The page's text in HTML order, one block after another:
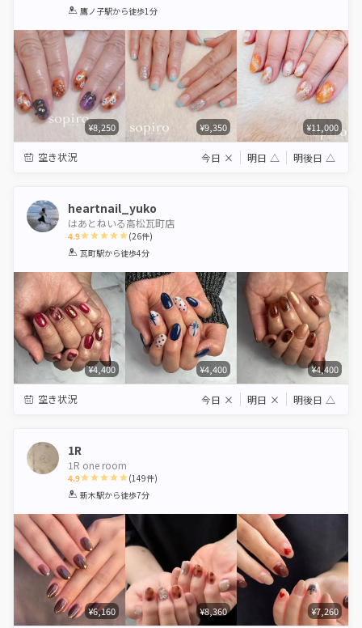
1 2 3 4 5
鷹ノ子駅から徒歩1分
¥8,250 ¥9,350 ¥11,000
空き状況 今日 × 明日 △ 明後日 △
heartnail_yuko
はあとねいる高松瓦町店
4.9
1 2 3 4 5
(26件)
瓦町駅から徒歩4分
¥4,400 ¥4,400 ¥4,400
空き状況 今日 × 明日 × 明後日 △
1R
1R one room
4.9
1 2 3 4 5
(149件)
新木駅から徒歩7分
¥6,160 ¥8,360 ¥7,260